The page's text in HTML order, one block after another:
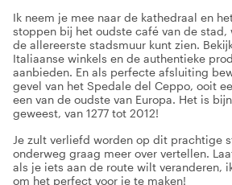
Ik neem je mee naar de kathedraal en
stoppen bij het oudste café van de stad,
de allereerste stadsmuur kunt zien.
Italiaanse winkels en de authentieke
aanbieden. En als perfecte afsluiting
gevel van het Spedale del Ceppo, ooit
een van de oudste van Europa. Het is
geweest, van 1277 tot 2012!
Je zult verliefd worden op dit prachtige
onderweg graag meer over vertellen.
als je iets aan de route wilt veranderen,
om het perfect voor je te maken!